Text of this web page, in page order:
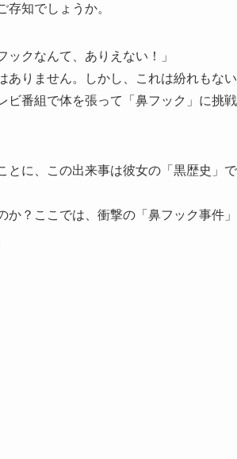
存知でしょうか。
ックなんて、ありえない！」
ありません。しかし、これは紛れもない
ビ番組で体を張って「鼻フック」に挑
とに、この出来事は彼女の「黒歴史」
か？ここでは、衝撃の「鼻フック事件